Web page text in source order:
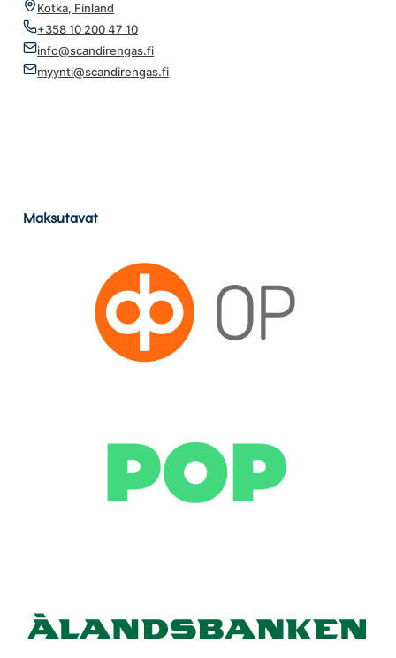
Kotka, Finland
+358 10 200 47 10
info@scandirengas.fi
myynti@scandirengas.fi
Maksutavat